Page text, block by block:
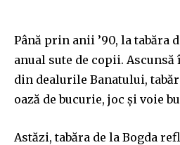
Până prin anii ’90, la tabăra
anual sute de copii.
din dealurile Banatului,
oază de bucurie, joc și voie
Astăzi, tabăra de la Bogda